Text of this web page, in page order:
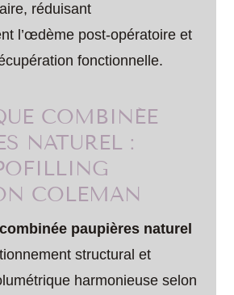
réduisant
l’œdème post-opératoire et
fonctionnelle.
COMBINÉE
NATUREL :
COLEMAN
paupières naturel
structural et
harmonieuse selon